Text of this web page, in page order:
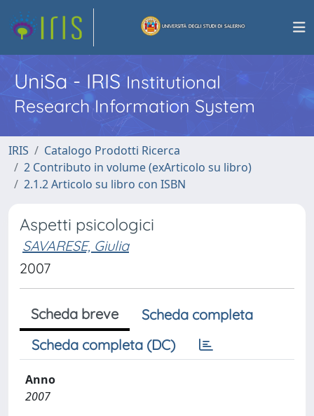
UniSa - IRISInstitutional
Research Information System
IRIS
Catalogo Prodotti Ricerca
2 Contributo in volume (exArticolo su libro)
2.1.2 Articolo su libro con ISBN
Aspetti psicologici
SAVARESE, Giulia
2007
Scheda breve
Scheda completa
Scheda completa (DC)
Anno
2007